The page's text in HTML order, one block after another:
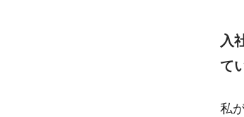
入
て
私